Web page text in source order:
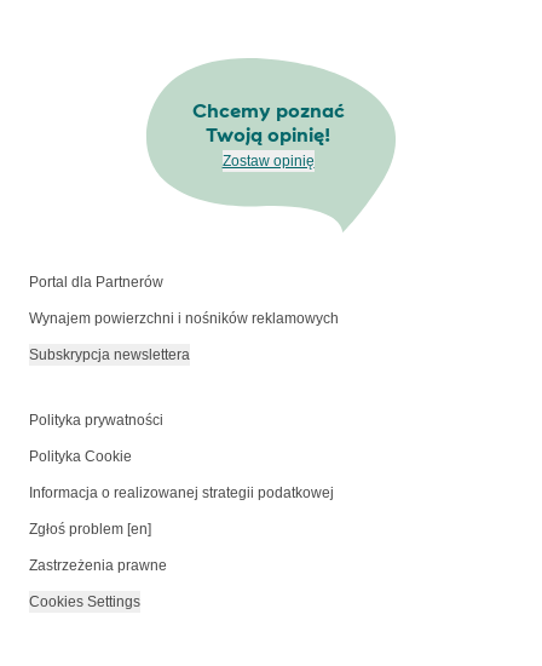
Chcemy poznać
Twoją opinię!
Zostaw opinię
Portal dla Partnerów
Wynajem powierzchni i nośników reklamowych
Subskrypcja newslettera
Polityka prywatności
Polityka Cookie
Informacja o realizowanej strategii podatkowej
Zgłoś problem [en]
Zastrzeżenia prawne
Cookies Settings